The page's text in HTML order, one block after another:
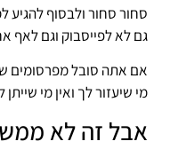
סחור סחור ולבסוף
גם לא לפייסבוק וגם
אם אתה סובל מפרסומים
מי שיעזור לך ואין מי
אבל זה לא ממש